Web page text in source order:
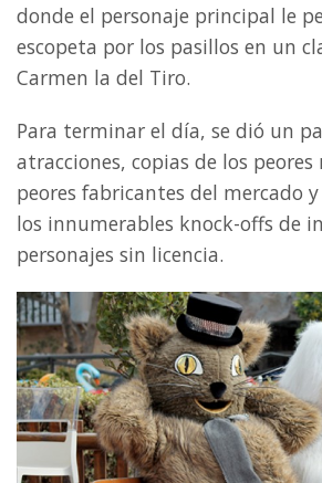
donde el personaje principal le
escopeta por los pasillos en un
Carmen la del Tiro.
Para terminar el día, se dió un
atracciones, copias de los peores
peores fabricantes del mercado
los innumerables knock-offs de
personajes sin licencia.